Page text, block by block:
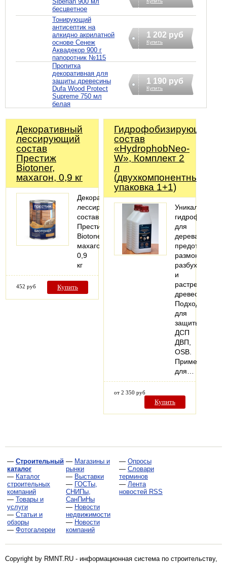
бесцветное
Тонирующий
антисептик на
алкидно акрилатной
основе Сенеж
Аквадекор 900 г
папоротник №115
1 202 руб
Купить
Пропитка
декоративная для
защиты древесины
Dufa Wood Protect
Supreme 750 мл
белая
1 190 руб
Купить
Декоративный
лессирующий
состав
Престиж
Biotoner,
махагон, 0,9 кг
Декоративный
лессирующий
состав
Престиж
Biotoner,
махагон,
0,9
кг
452 руб Купить
Гидрофобизирующий
состав
«HydrophobNeo-
W», Комплект 2
л
(двухкомпонентный,
упаковка 1+1)
Уникальный
для
дерева,
предотвращает
размокание,
разбухание
и
древесины.
Подходит
для
защиты
ДСП
ДВП,
OSB.
Применяется
для…
от 2 350 руб
Купить
— Строительный
каталог
— Каталог
строительных
компаний
— Товары и
услуги
— Статьи и
обзоры
— Фотогалереи
— Магазины и
рынки
— Выставки
— ГОСТы,
СНИПы,
СанПиНы
— Новости
недвижимости
— Новости
компаний
— Опросы
— Словари
терминов
— Лента
новостей RSS
Copyright by RMNT.RU - информационная система по строительству,